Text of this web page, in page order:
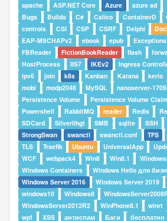
apache
ASP.NET Core Azure azure ad
Bugs
Builds C# Calico ContainerD
controls
CSI CSP CSRF Delphi
EAP-MSCHAPv2
ebook epub Exceptions
FBReader
FictionBookReader flash
HostProcess
IIS7 IKEv2 Ingress
ipv6
join k8s Kanban Katana kerio
mobi
modp2048 MySQL nanoserver-1709
Persistence Volume
Persistence Volume Claim
Powershell
RabbitMQ reader Redis
SDCard
Silverlihgt SMB sqlite SSH
StrongSwan
swanctl swanctl.conf TFS
TLS
Traefik Ubuntu UniversalApp
WCF
webpack4 Win8 Win8.1 Windows
Windows Containers
Windows Hello для
Windows Server 2016
Windows Server 2019
windows10
Windows8
WindowsServer2012R2
WinPhone8.1 winrt
wpf
XSS антиспам Баги бесплатно